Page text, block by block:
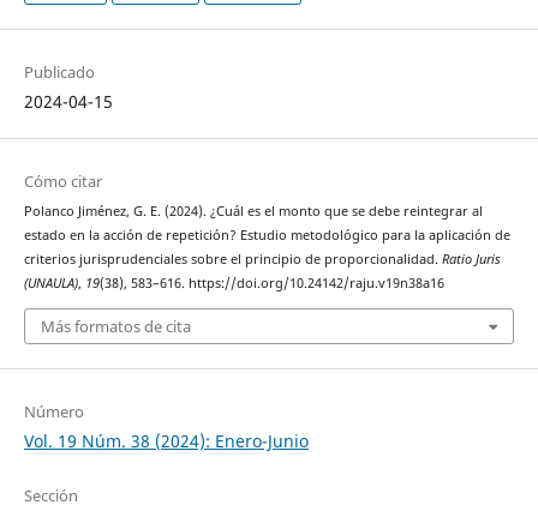
Publicado
2024-04-15
Cómo citar
Polanco Jiménez, G. E. (2024). ¿Cuál es el monto que se debe reintegrar al
estado en la acción de repetición? Estudio metodológico para la aplicación de
criterios jurisprudenciales sobre el principio de proporcionalidad. Ratio Juris
(UNAULA), 19(38), 583–616. https://doi.org/10.24142/raju.v19n38a16
Más formatos de cita
Número
Vol. 19 Núm. 38 (2024): Enero-Junio
Sección